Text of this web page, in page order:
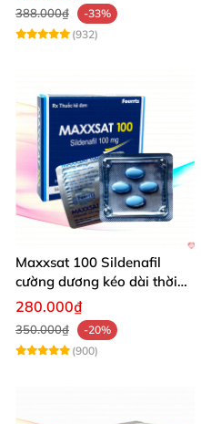
388.000₫
-33%
(932)
Maxxsat 100 Sildenafil
cường dương kéo dài thời
gian dùng hiệu quả nhanh
280.000₫
350.000₫
-20%
(900)